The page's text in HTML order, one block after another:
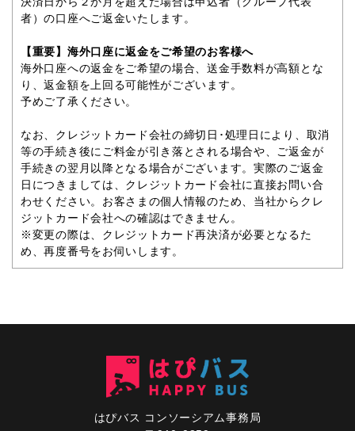
者）の口座へご返金いたします。
【重要】海外口座に返金をご希望のお客様へ
海外口座への返金をご希望の場合、送金手数料が高額とな
り、返金額を上回る可能性がございます。
予めご了承ください。
なお、クレジットカード会社の締切日･処理日により、取消
等の手続き後にご料金が引き落とされる場合や、ご返金が
手続きの翌月以降となる場合がございます。実際のご返金
日につきましては、クレジットカード会社に直接お問い合
わせください。お客さまの個人情報のため、当社からクレ
ジットカード会社への確認はできません。
※変更の際は、クレジットカード再決済が必要となるた
め、再度番号をお伺いします。
はぴバス コンソーシアム事務局